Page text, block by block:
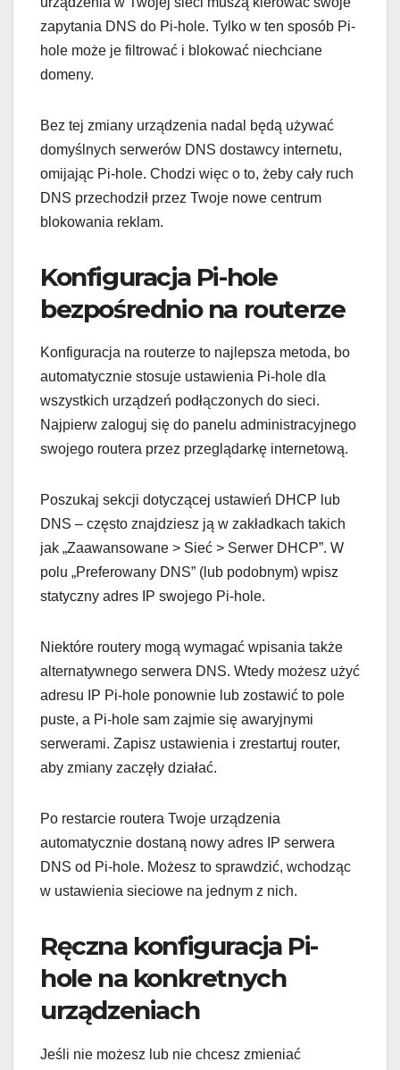
zapytania DNS do Pi-hole. Tylko w ten sposób Pi-
hole może je filtrować i blokować niechciane
domeny.
Bez tej zmiany urządzenia nadal będą używać
domyślnych serwerów DNS dostawcy internetu,
omijając Pi-hole. Chodzi więc o to, żeby cały ruch
DNS przechodził przez Twoje nowe centrum
blokowania reklam.
Konfiguracja Pi-hole
bezpośrednio na routerze
Konfiguracja na routerze to najlepsza metoda, bo
automatycznie stosuje ustawienia Pi-hole dla
wszystkich urządzeń podłączonych do sieci.
Najpierw zaloguj się do panelu administracyjnego
swojego routera przez przeglądarkę internetową.
Poszukaj sekcji dotyczącej ustawień DHCP lub
DNS – często znajdziesz ją w zakładkach takich
jak „Zaawansowane > Sieć > Serwer DHCP”. W
polu „Preferowany DNS” (lub podobnym) wpisz
statyczny adres IP swojego Pi-hole.
Niektóre routery mogą wymagać wpisania także
alternatywnego serwera DNS. Wtedy możesz użyć
adresu IP Pi-hole ponownie lub zostawić to pole
puste, a Pi-hole sam zajmie się awaryjnymi
serwerami. Zapisz ustawienia i zrestartuj router,
aby zmiany zaczęły działać.
Po restarcie routera Twoje urządzenia
automatycznie dostaną nowy adres IP serwera
DNS od Pi-hole. Możesz to sprawdzić, wchodząc
w ustawienia sieciowe na jednym z nich.
Ręczna konfiguracja Pi-
hole na konkretnych
urządzeniach
Jeśli nie możesz lub nie chcesz zmieniać